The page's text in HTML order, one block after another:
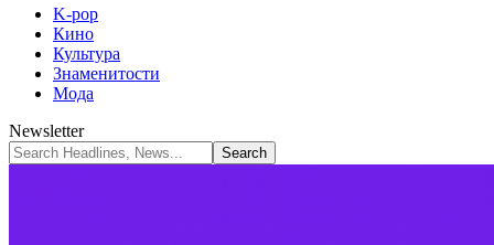
K-pop
Кино
Культура
Знаменитости
Мода
Newsletter